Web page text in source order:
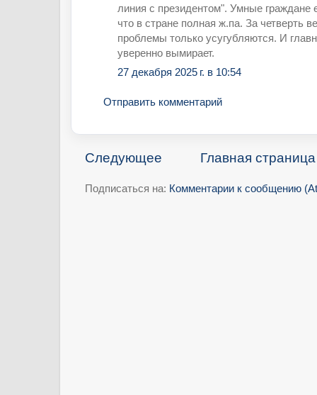
линия с президентом". Умные граждане
что в стране полная ж.па. За четверть
проблемы только усугубляются. И
уверенно вымирает.
27 декабря 2025 г. в 10:54
Отправить комментарий
Следующее Главная страница
Подписаться на: Комментарии к сообщению